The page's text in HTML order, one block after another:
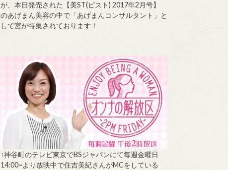
が、本日発売された【美ST(ビスト) 2017年2月号】
のあげまん美容の中で「あげまんコンサルタント」と
して宮が特集されております！
↑神谷町のテレビ東京でBSジャパンにて毎週金曜日
14:00~より放映中で住吉美紀さんがMCをしている